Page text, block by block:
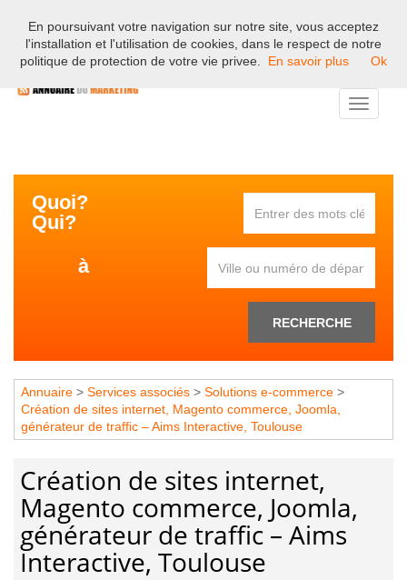
Bienvenue sur l'annuaire professionnel du marketing et de la
communication en France.
Toggle
Quoi?
Qui?
à
RECHERCHE
Annuaire > Services associés > Solutions e-commerce >
Création de sites internet, Magento commerce, Joomla,
générateur de traffic – Aims Interactive, Toulouse
Création de sites internet,
Magento commerce, Joomla,
générateur de traffic – Aims
Interactive, Toulouse
En poursuivant votre navigation sur notre site, vous acceptez
l'installation et l'utilisation de cookies, dans le respect de notre
politique de protection de votre vie privee.
En savoir plus Ok